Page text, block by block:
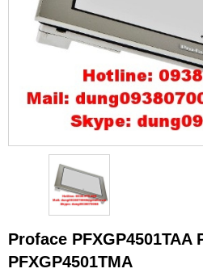
Proface PFXGP4501TAA
PFXGP4501TMA